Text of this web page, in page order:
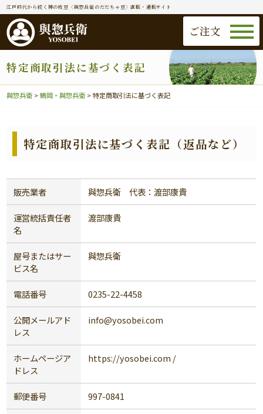
江戸時代から続く神の枝豆〈與惣兵衛のだだちゃ豆〉直販・通販サイト
ご注文
特定商取引法に基づく表記
與惣兵衛 >鶴岡・與惣兵衛 >特定商取引法に基づく表記
特定商取引法に基づく表記（返品など）
販売業者 與惣兵衛 代表：渡部康貴
運営統括責任者
名
渡部康貴
屋号またはサー
ビス名
與惣兵衛
電話番号 0235-22-4458
公開メールアド
レス
info@yosobei.com
ホームページア
ドレス
https://yosobei.com /
郵便番号 997-0841